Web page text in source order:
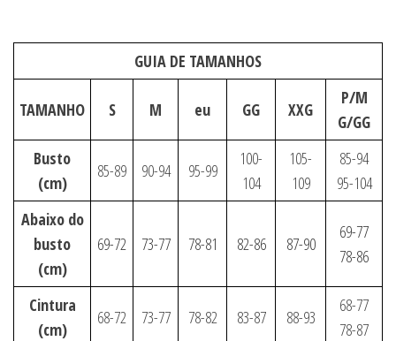
GUIA DE TAMANHOS
TAMANHO S M eu GG XXG
P/M
G/GG
Busto
(cm)
85-89 90-94 95-99
100-
104
105-
109
85-94
95-104
Abaixo do
busto
(cm)
69-72 73-77 78-81 82-86 87-90
69-77
78-86
Cintura
(cm)
68-72 73-77 78-82 83-87 88-93
68-77
78-87